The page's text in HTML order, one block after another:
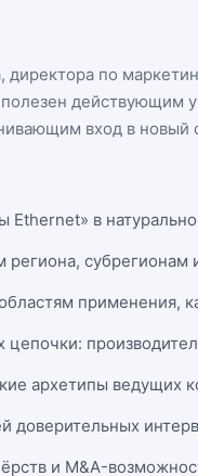
директора по
действующим
вход в новый
Ethernet» в
региона,
применения,
цепочки:
архетипы ведущих
доверительных
и M&A-